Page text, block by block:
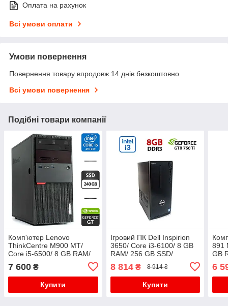
Оплата на рахунок
Всі умови оплати
Умови повернення
Повернення товару впродовж 14 днів безкоштовно
Всі умови повернення
Подібні товари компанії
Комп'ютер Lenovo
ThinkCentre M900 MT/
Core i5-6500/ 8 GB RAM/
240 GB SSD/ GeForce GT
720 1GB
7 600 ₴
Купити
Ігровий ПК Dell Inspirion
3650/ Core i3-6100/ 8 GB
RAM/ 256 GB SSD/
GeForce GTX 750 Ti 2GB
8 814₴ 8 914 ₴
Купити
891
GB
6